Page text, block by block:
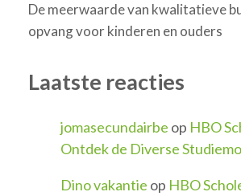
De meerwaarde van kwalitatieve
opvang voor kinderen en ouders
Laatste reacties
jomasecundairbe op HBO
Ontdek de Diverse
Dino vakantie op HBO